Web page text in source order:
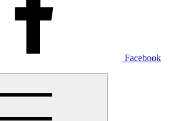
Facebook